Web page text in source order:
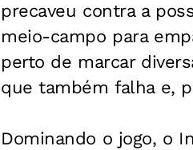
precaveu contra a
meio-campo para
perto de marcar
que também falha e,
Dominando o jogo, o